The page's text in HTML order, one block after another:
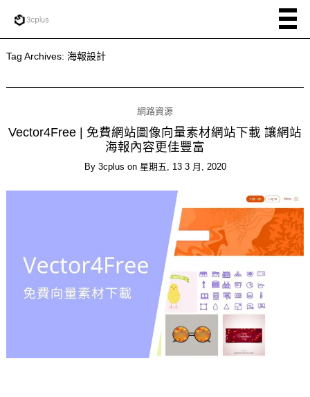
Tag Archives: 海報設計
網路資源
Vector4Free | 免費網站圖像向量素材網站下載 讓網站
海報內容更佳豐富
By 3cplus on 星期五, 13 3 月, 2020